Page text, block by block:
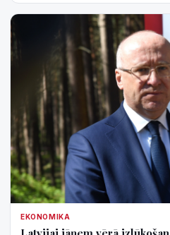
EKONOMIKA